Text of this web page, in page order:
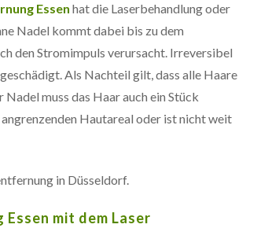
Essen hat die Laserbehandlung oder
Nadel kommt dabei bis zu dem
den Stromimpuls verursacht. Irreversibel
Als Nachteil gilt, dass alle Haare
muss das Haar auch ein Stück
Hautareal oder ist nicht weit
in Düsseldorf.
mit dem Laser